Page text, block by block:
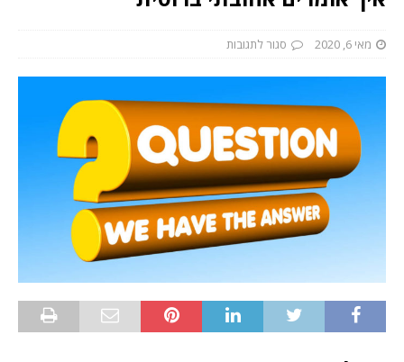
מאי 6, 2020 סגור לתגובות